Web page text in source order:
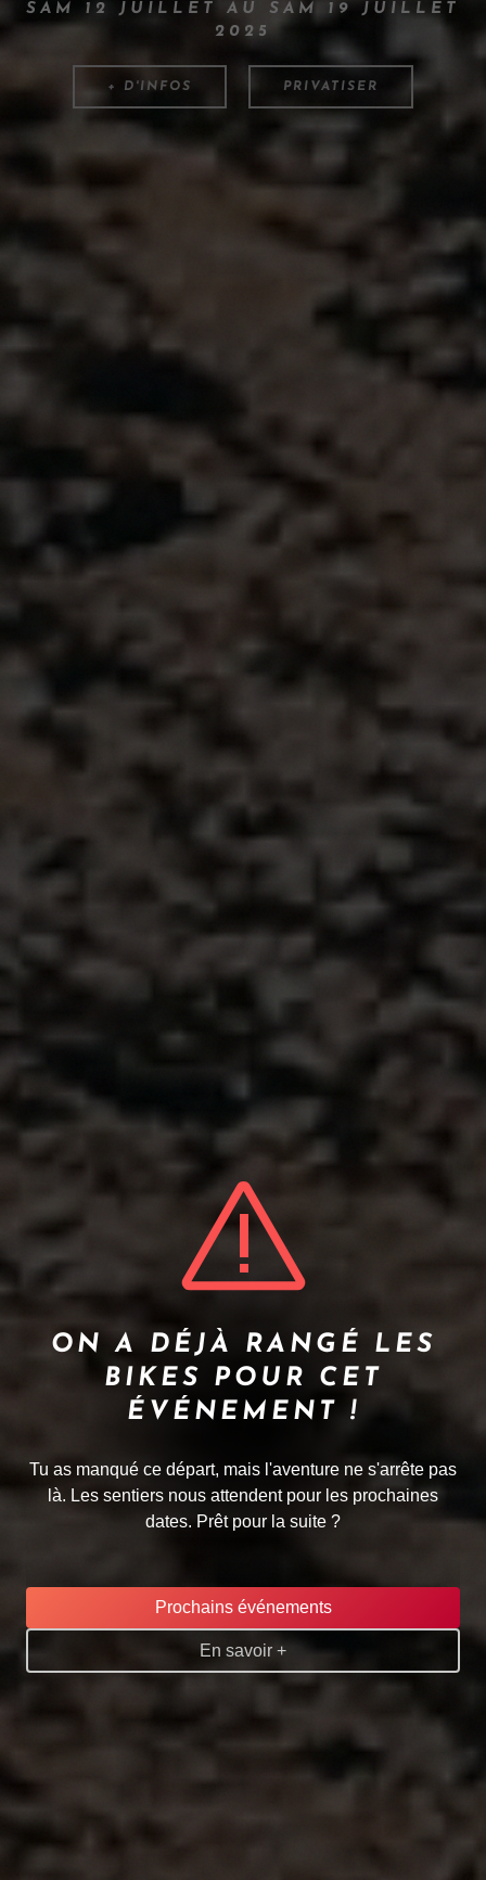
SAM 12 JUILLET AU SAM 19 JUILLET
2025
+ D'INFOS PRIVATISER
ON A DÉJÀ RANGÉ LES
BIKES POUR CET
ÉVÉNEMENT !
Tu as manqué ce départ, mais l'aventure ne s'arrête pas
là. Les sentiers nous attendent pour les prochaines
dates. Prêt pour la suite ?
Prochains événements
En savoir +